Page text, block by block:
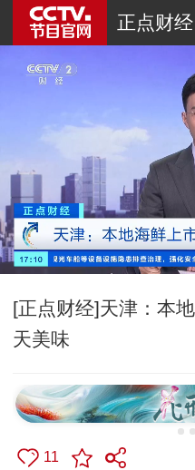
正点财经
[正点财经]天津：本
天美味
11